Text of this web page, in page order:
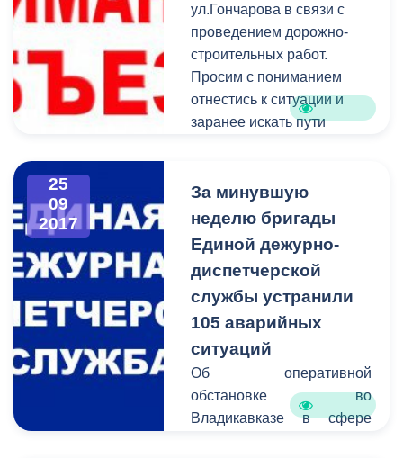
пройдут образовательную
программу и обучатся
разработке социальных
проектов.
ул.Гончарова в связи с
проведением дорожно-
строительных работ.
Просим с пониманием
отнестись к ситуации и
заранее искать пути
25
09
2017
За минувшую
неделю бригады
Единой дежурно-
диспетчерской
службы устранили
105 аварийных
ситуаций
Об оперативной
обстановке во
Владикавказе в сфере